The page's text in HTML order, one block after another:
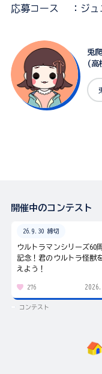
応募コース ：ジ
兎
(高
開催中のコンテスト
26.9.30 締切
ウルトラマンシリーズ60
記念！君のウルトラ怪獣
えよう！
276
コンテスト